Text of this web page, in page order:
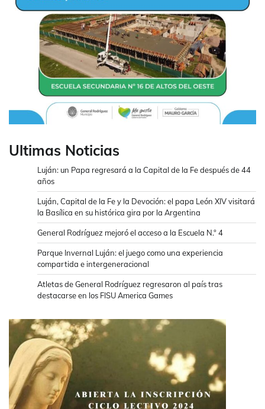
Ultimas Noticias
Luján: un Papa regresará a la Capital de la Fe después de 44
años
Luján, Capital de la Fe y la Devoción: el papa León XIV visitará
la Basílica en su histórica gira por la Argentina
General Rodríguez mejoró el acceso a la Escuela N.° 4
Parque Invernal Luján: el juego como una experiencia
compartida e intergeneracional
Atletas de General Rodríguez regresaron al país tras
destacarse en los FISU America Games